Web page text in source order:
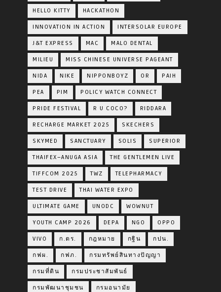
HELLO KITTY HACKATHON
INNOVATION IN ACTION INTERSOLAR EUROPE
J&T EXPRESS MAC MALO DENTAL
MILIEU MISS CHINESE UNIVERSE PAGEANT
NIDA NIKE NIPPONBOYZ OR PAIH
PEA PIM POLICY WATCH CONNECT
PRIDE FESTIVAL R U COCO? RIDDARA
RECHARGE MARKET 2025 SKECHERS
SKYMED SANCTUARY SOLIS SUPERIOR
THAIFEX–ANUGA ASIA THE GENTLEMEN LIVE
TIFFCOM 2025 TWZ TELEPHARMACY
TEST DRIVE THAI WATER EXPO
ULTIMATE GAME UNODC WOWNUT
YOUTH CAMP 2026 DEPA NGO OPPO
VIVO ก.ตร. กฎหมาย กฐิน กปน.
กฟผ. กฟภ. กรมทรัพย์สินทางปัญญา
กรมที่ดิน กรมประชาสัมพันธ์
กรมพัฒนาชุมชน กรมอนามัย